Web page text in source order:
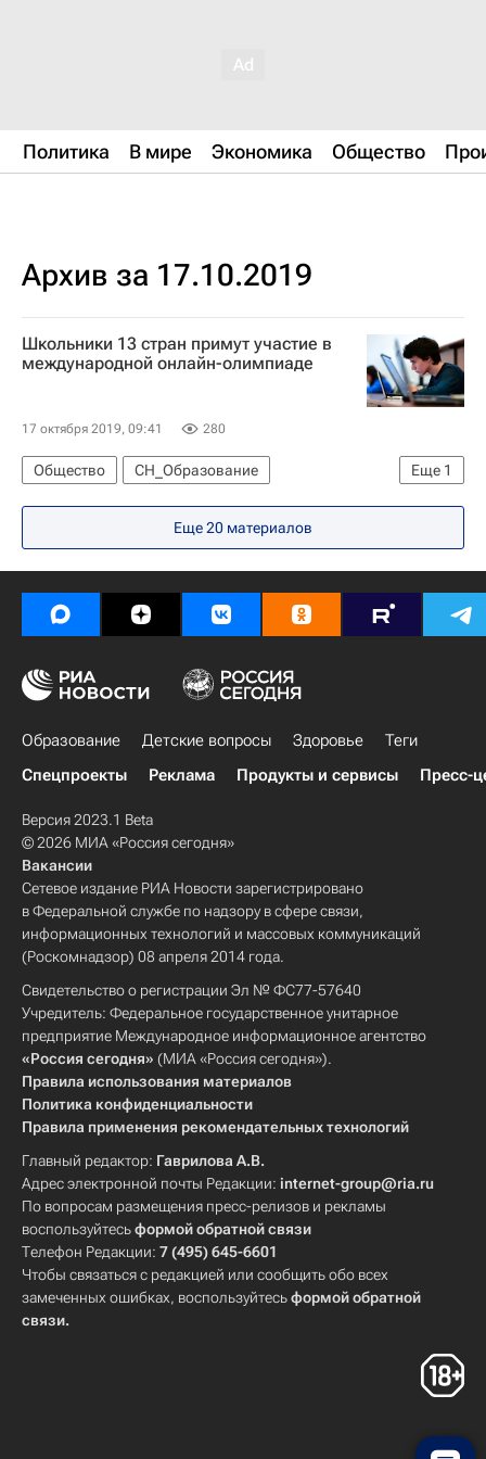
Политика В мире Экономика Общество
Архив за 17.10.2019
Школьники 13 стран примут участие в
международной онлайн-олимпиаде
17 октября 2019, 09:41 280
Еще 1
Общество
СН_Образование
Социальный навигатор
Еще 20 материалов
Образование Детские вопросы Здоровье
Теги
Спецпроекты
Реклама Продукты и сервисы Пресс-
Версия 2023.1 Beta
© 2026 МИА «Россия сегодня»
Вакансии
Сетевое издание РИА Новости зарегистрировано
в Федеральной службе по надзору в сфере связи,
информационных технологий и массовых коммуникаций
(Роскомнадзор) 08 апреля 2014 года.
Свидетельство о регистрации Эл № ФС77-57640
Учредитель: Федеральное государственное унитарное
предприятие Международное информационное агентство
«Россия сегодня» (МИА «Россия сегодня»).
Правила использования материалов
Политика конфиденциальности
Правила применения рекомендательных технологий
Главный редактор: Гаврилова А.В.
Адрес электронной почты Редакции: internet-group@ria.ru
По вопросам размещения пресс-релизов и рекламы
воспользуйтесьформой обратной связи
Телефон Редакции: 7 (495) 645-6601
Чтобы связаться с редакцией или сообщить обо всех
замеченных ошибках, воспользуйтесьформой обратной
связи.